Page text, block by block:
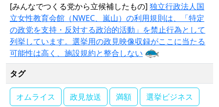
[みんなでつくる党から立候補したもの] 独立行政法人国
立女性教育会館（NWEC、嵐山）の利用規則は、「特定
の政党を支持・反対する政治的活動」を禁止行為として
列挙しています。選挙用の政見映像収録がここに当たる
可能性は高く、施設規約と整合しない
タグ
オムライス 政見放送 満額 選挙ビジネス